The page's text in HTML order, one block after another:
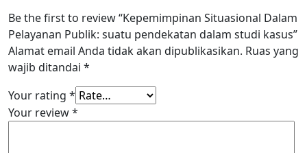
Be the first to review “Kepemimpinan Situasional Dalam
Pelayanan Publik: suatu pendekatan dalam studi kasus”
Alamat email Anda tidak akan dipublikasikan. Ruas yang
wajib ditandai *
Your rating *
Your review*